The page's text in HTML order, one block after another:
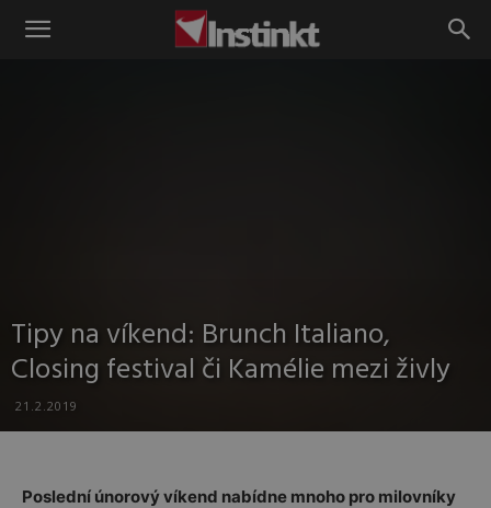
Instinkt
Tipy na víkend: Brunch Italiano,
Closing festival či Kamélie mezi živly
21.2.2019
Poslední únorový víkend nabídne mnoho pro milovníky